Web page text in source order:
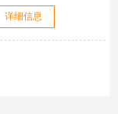
详细信息